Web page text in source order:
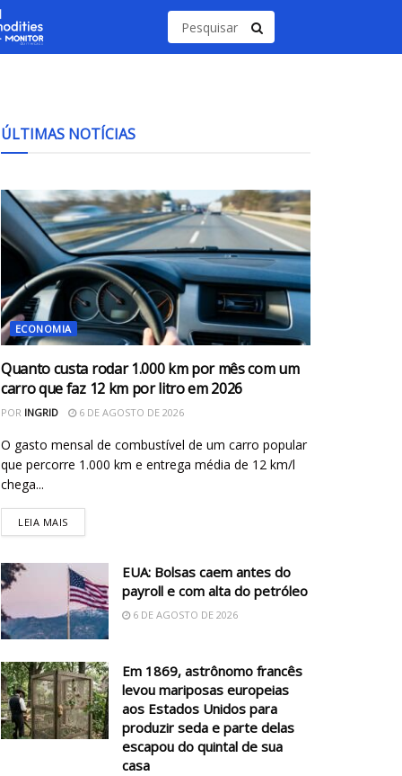
ÚLTIMAS NOTÍCIAS
ECONOMIA
Quanto custa rodar 1.000 km por mês com um
carro que faz 12 km por litro em 2026
POR INGRID 6 DE AGOSTO DE 2026
O gasto mensal de combustível de um carro popular
que percorre 1.000 km e entrega média de 12 km/l
chega...
LEIA MAIS
EUA: Bolsas caem antes do
payroll e com alta do petróleo
6 DE AGOSTO DE 2026
Em 1869, astrônomo francês
levou mariposas europeias
aos Estados Unidos para
produzir seda e parte delas
escapou do quintal de sua
casa